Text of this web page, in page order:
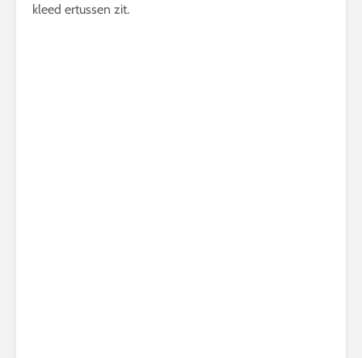
kleed ertussen zit.